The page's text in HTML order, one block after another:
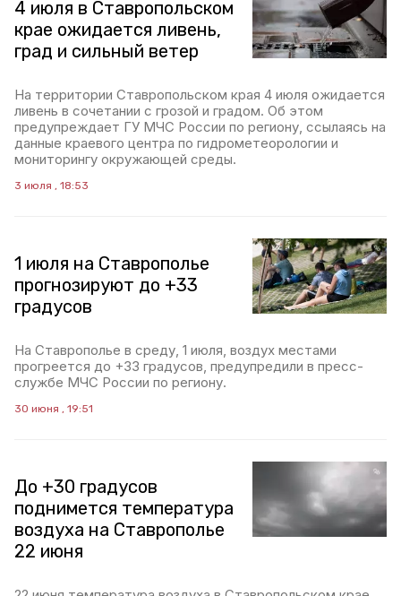
4 июля в Ставропольском
крае ожидается ливень,
град и сильный ветер
На территории Ставропольском края 4 июля ожидается
ливень в сочетании с грозой и градом. Об этом
предупреждает ГУ МЧС России по региону, ссылаясь на
данные краевого центра по гидрометеорологии и
мониторингу окружающей среды.
3 июля , 18:53
1 июля на Ставрополье
прогнозируют до +33
градусов
На Ставрополье в среду, 1 июля, воздух местами
прогреется до +33 градусов, предупредили в пресс-
службе МЧС России по региону.
30 июня , 19:51
До +30 градусов
поднимется температура
воздуха на Ставрополье
22 июня